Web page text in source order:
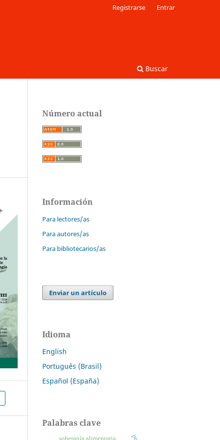
Buscar
Registrarse Entrar
Número actual
Información
Para lectores/as
Para autores/as
Para bibliotecarios/as
Enviar un artículo
Idioma
English
Português (Brasil)
Español (España)
Palabras clave
soberanía alimentaria